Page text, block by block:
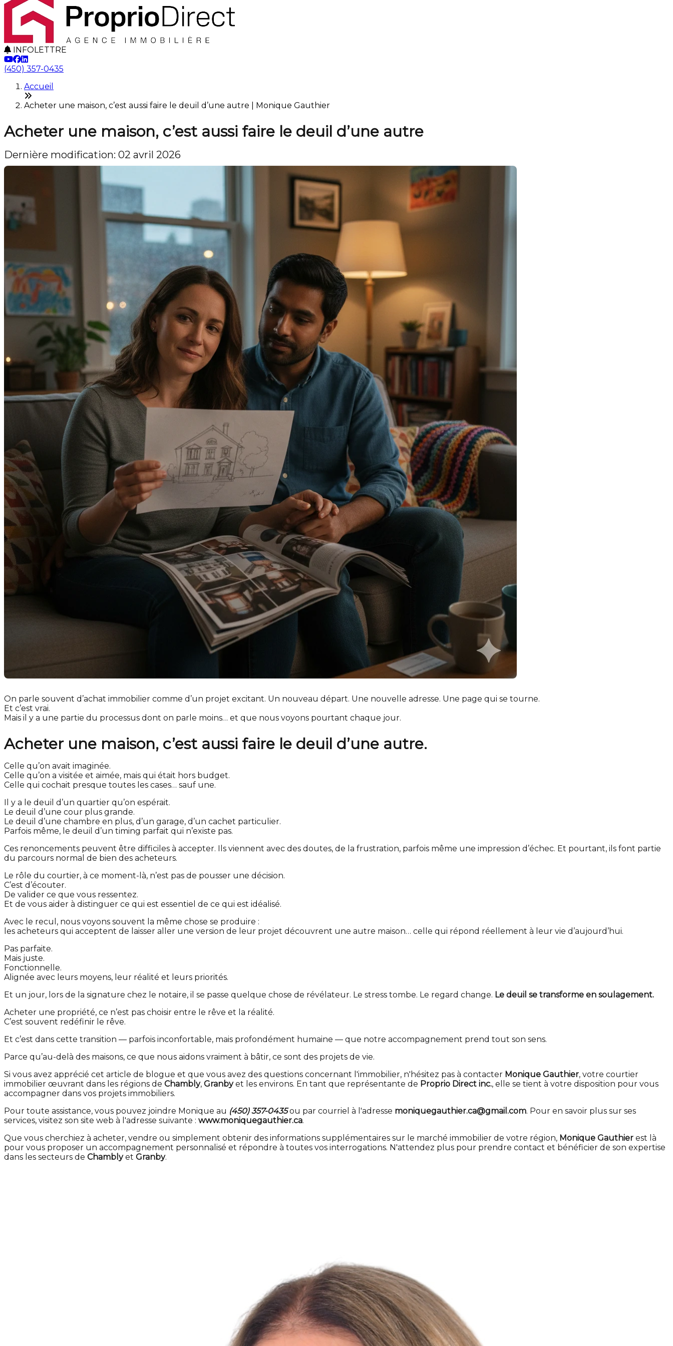
INFOLETTRE
(450) 357-0435
Accueil
Acheter une maison, c’est aussi faire le deuil d’une autre | Monique Gauthier
Acheter une maison, c’est aussi faire le deuil d’une autre
Dernière modification: 02 avril 2026
On parle souvent d’achat immobilier comme d’un projet excitant. Un nouveau départ. Une nouvelle adresse. Une page qui se tourne.
Et c’est vrai.
Mais il y a une partie du processus dont on parle moins… et que nous voyons pourtant chaque jour.
Acheter une maison, c’est aussi faire le deuil d’une autre.
Celle qu’on avait imaginée.
Celle qu’on a visitée et aimée, mais qui était hors budget.
Celle qui cochait presque toutes les cases… sauf une.
Il y a le deuil d’un quartier qu’on espérait.
Le deuil d’une cour plus grande.
Le deuil d’une chambre en plus, d’un garage, d’un cachet particulier.
Parfois même, le deuil d’un timing parfait qui n’existe pas.
Ces renoncements peuvent être difficiles à accepter. Ils viennent avec des doutes, de la frustration, parfois même une impression d’échec. Et pourtant, ils font partie
du parcours normal de bien des acheteurs.
Le rôle du courtier, à ce moment-là, n’est pas de pousser une décision.
C’est d’écouter.
De valider ce que vous ressentez.
Et de vous aider à distinguer ce qui est essentiel de ce qui est idéalisé.
Avec le recul, nous voyons souvent la même chose se produire :
les acheteurs qui acceptent de laisser aller une version de leur projet découvrent une autre maison… celle qui répond réellement à leur vie d’aujourd’hui.
Pas parfaite.
Mais juste.
Fonctionnelle.
Alignée avec leurs moyens, leur réalité et leurs priorités.
Et un jour, lors de la signature chez le notaire, il se passe quelque chose de révélateur. Le stress tombe. Le regard change. Le deuil se transforme en soulagement.
Acheter une propriété, ce n’est pas choisir entre le rêve et la réalité.
C’est souvent redéfinir le rêve.
Et c’est dans cette transition — parfois inconfortable, mais profondément humaine — que notre accompagnement prend tout son sens.
Parce qu’au-delà des maisons, ce que nous aidons vraiment à bâtir, ce sont des projets de vie.
Si vous avez apprécié cet article de blogue et que vous avez des questions concernant l'immobilier, n'hésitez pas à contacter Monique Gauthier, votre courtier
immobilier œuvrant dans les régions de Chambly, Granbyet les environs. En tant que représentante de Proprio Direct inc., elle se tient à votre disposition pour vous
accompagner dans vos projets immobiliers.
Pour toute assistance, vous pouvez joindre Monique au (450) 357-0435ou par courriel à l'adresse moniquegauthier.ca@gmail.com. Pour en savoir plus sur ses
services, visitez son site web à l'adresse suivante : www.moniquegauthier.ca.
Que vous cherchiez à acheter, vendre ou simplement obtenir des informations supplémentaires sur le marché immobilier de votre région, Monique Gauthier est là
pour vous proposer un accompagnement personnalisé et répondre à toutes vos interrogations. N'attendez plus pour prendre contact et bénéficier de son expertise
dans les secteurs de Chamblyet Granby.